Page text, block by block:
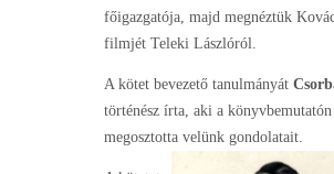
főigazgatója, majd megnéztük
filmjét Teleki Lászlóról.
A kötet bevezető tanulmányát
történész írta, aki a
megosztotta velünk gondolatait.